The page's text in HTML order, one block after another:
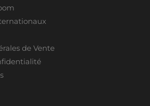
de Vente